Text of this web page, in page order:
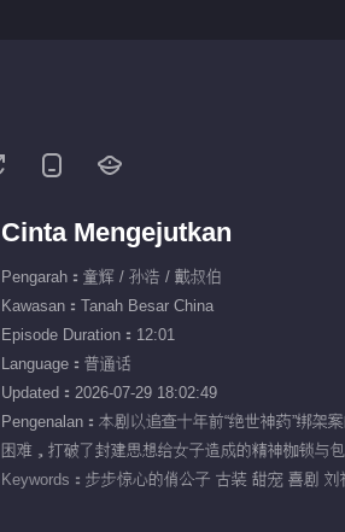
Cinta Mengejutkan
Pengarah：童辉 / 孙浩 / 戴叔伯
Kawasan：Tanah Besar China
Episode Duration：12:01
Language：普通话
Updated：2026-07-29 18:02:49
Pengenalan：本剧以追查十年前“绝世神药”绑
困难，打破了封建思想给女子造成的精神枷锁与
Keywords： 步步惊心的俏公子 古装 甜宠 喜剧